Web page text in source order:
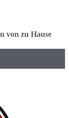
von zu Hause